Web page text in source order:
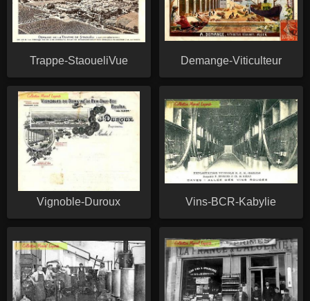
Trappe-StaoueliVue Demange-Viticulteur
Vignoble-Duroux Vins-BCR-Kabylie